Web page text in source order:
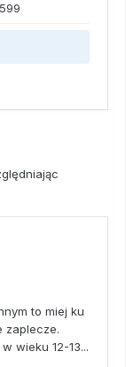
599
to miej ku
zaplecze.
wieku 12-13...